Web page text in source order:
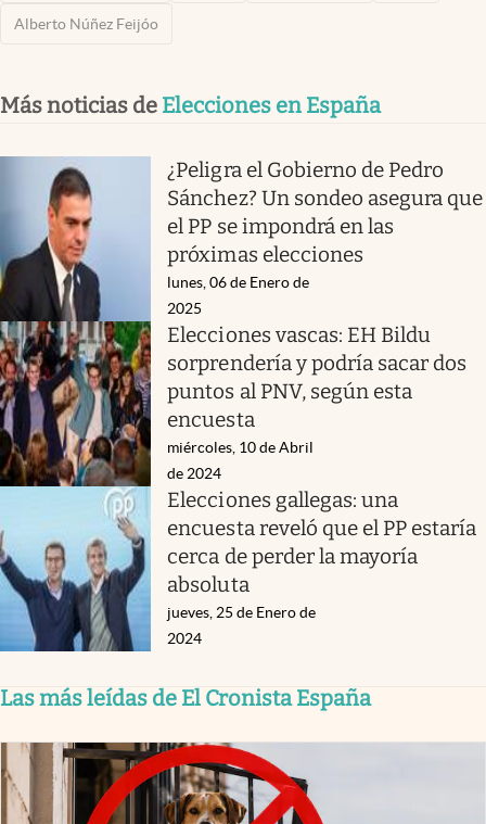
Alberto Núñez Feijóo
Más noticias de Elecciones en España
¿Peligra el Gobierno de Pedro
Sánchez? Un sondeo asegura que
el PP se impondrá en las
próximas elecciones
lunes, 06 de Enero de
2025
Elecciones vascas: EH Bildu
sorprendería y podría sacar dos
puntos al PNV, según esta
encuesta
miércoles, 10 de Abril
de 2024
Elecciones gallegas: una
encuesta reveló que el PP estaría
cerca de perder la mayoría
absoluta
jueves, 25 de Enero de
2024
Las más leídas de El Cronista España